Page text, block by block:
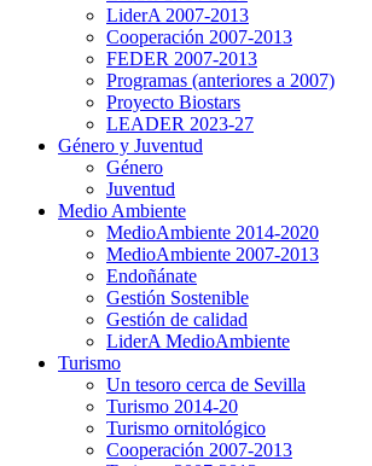
LiderA 2007-2013
Cooperación 2007-2013
FEDER 2007-2013
Programas (anteriores a 2007)
Proyecto Biostars
LEADER 2023-27
Género y Juventud
Género
Juventud
Medio Ambiente
MedioAmbiente 2014-2020
MedioAmbiente 2007-2013
Endoñánate
Gestión Sostenible
Gestión de calidad
LiderA MedioAmbiente
Turismo
Un tesoro cerca de Sevilla
Turismo 2014-20
Turismo ornitológico
Cooperación 2007-2013